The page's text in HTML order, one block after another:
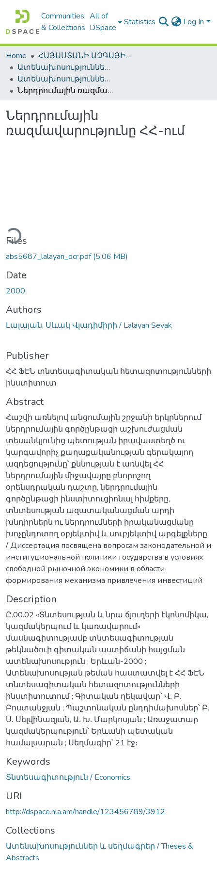
Communities
& Collections
All of
DSpace
Statistics Log In
Home
ՀԱՅԱՍՏԱՆԻ ԱԶԳԱՅԻՆ ԳՐԱԴԱՐԱՆԻ ԹՎԱՅԻՆ ՊԱՀՈՑ / DIGITAL REPOSITORY OF NLA
Ատենախոսություններ և սեղմագրեր / Theses & Abstracts
Ատենախոսություններ և սեղմագրեր / Theses & Abstracts
Ներդրումային ռազմավարությունը ՀՀ-ում
Ներդրումային
ռազմավարությունը ՀՀ-ում
Files
abs5687_lalayan_ocr.pdf(5.06 MB)
Date
2000
Authors
Լալայան, Սևակ Վլադիմիրի / Lalayan Sevak
Publisher
ՀՀ ՖԷՆ տնտեսագիտական հետազոտությունների
ինստիտուտ
Abstract
Հաշվի առնելով անցումային շրջանի երկրներում
ներդրումային գործընթացի աշխուժացման
տեսանկյունից պետության իրավաստեղծ ու
կարգավորիչ քաղաքականության գերակայող
ազդեցությունը՝ քննության է առնվել ՀՀ
ներդրումային միջավայրը բնորոշող
օրենսդրական դաշտը, ներդրումային
գործընթացի ինստիտուցիոնալ հիմքերը,
տնտեսության ազատականացման արդի
խնդիրներն ու ներդրումների իրականացմանը
խոչընդոտող օբյեկտիվ և սուբյեկտիվ արգելքները
/ Диссертация посвящена вопросам законодательной и
институциональной политики государства в условиях
свободной рыночной экономики в области
формирования механизма привлечения инвестиций
Description
Ը.00.02 «Տնտեսության և նրա ճյուղերի էկոնոմիկա,
կազմակերպում և կառավարում»
մասնագիտությամբ տնտեսագիտության
թեկնածուի գիտական աստիճանի հայցման
ատենախոսություն ; Երևան-2000 ;
Ատենախոսության թեման հաստատվել է ՀՀ ՖԷՆ
տնտեսագիտական հետազոտությունների
ինստիտուտում ; Գիտական ղեկավար՝ Վ․ Բ․
Բոստանջյան ; Պաշտոնական ընդդիմախոսներ՝ Բ․
Ս․ Սելվինազյան, Ա․ Խ․ Մարկոսյան ; Առաջատար
կազմակերպություն՝ Երևանի պետական
համալսարան ; Սեղմագիր՝ 21 էջ։
Keywords
Տնտեսագիտություն / Economics
URI
http://dspace.nla.am/handle/123456789/3912
Collections
Ատենախոսություններ և սեղմագրեր / Theses &
Abstracts